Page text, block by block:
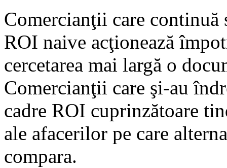
Comercianţii care
ROI naive acţionează
cercetarea mai largă o
Comercianţii care şi-au
cadre ROI cuprinzătoare
ale afacerilor pe care
compara.